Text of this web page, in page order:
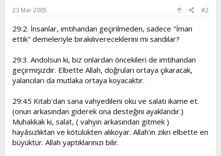
23 Mar 2005 #2
29:2. İnsanlar, imtihandan geçirilmeden, sadece "İman
ettik" demeleriyle bırakılıvereceklerini mi sandılar?
29:3. Andolsun ki, biz onlardan öncekileri de imtihandan
geçirmişizdir. Elbette Allah, doğruları ortaya çıkaracak,
yalancıları da mutlaka ortaya koyacaktır.
29:45 Kitab'dan sana vahyedileni oku ve salatı ikame et.
(onun arkasından giderek ona desteğini ayaklandır.)
Muhakkak ki, salat, ( vahyin arkasından gitmek )
hayâsızlıktan ve kötülükten alıkoyar. Allah'ın zikri elbette en
büyüktür. Allah yaptıklarınızı bilir.